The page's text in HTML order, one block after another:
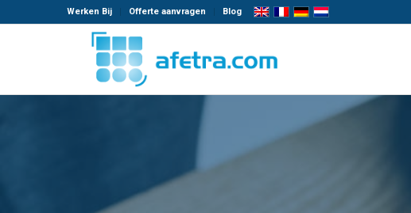
Werken Bij Offerte aanvragen Blog